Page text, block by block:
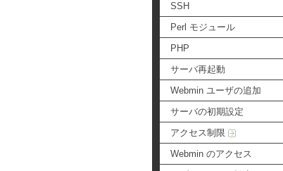
SSH
Perl モジュール
PHP
サーバ再起動
Webmin ユーザの追加
サーバの初期設定
アクセス制限
Webmin のアクセス